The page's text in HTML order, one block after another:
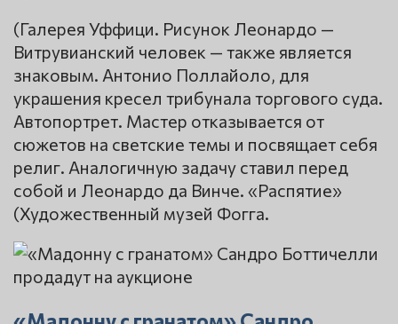
(Галерея Уффици. Рисунок Леонардо —
Витрувианский человек — также является
знаковым. Антонио Поллайоло, для
украшения кресел трибунала торгового суда.
Автопортрет. Мастер отказывается от
сюжетов на светские темы и посвящает себя
религ. Аналогичную задачу ставил перед
собой и Леонардо да Винче. «Распятие»
(Художественный музей Фогга.